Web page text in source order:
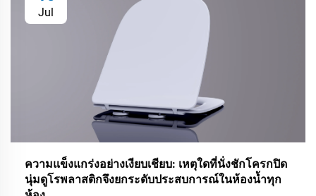
Jul
ความแข็งแกร่งอย่างเงียบเชียบ: เหตุใดที่นั่งชักโครกปิด
นุ่มดูโรพลาสติกจึงยกระดับประสบการณ์ในห้องน้ำทุก